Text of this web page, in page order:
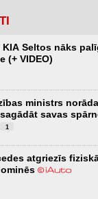
Seltos nāks
(+ VIDEO)
ministrs
savas
1
atgriezīs